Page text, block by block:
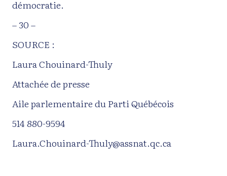
démocratie.
– 30 –
SOURCE :
Laura Chouinard-Thuly
Attachée de presse
Aile parlementaire du Parti Québécois
514 880-9594
Laura.Chouinard-Thuly@assnat.qc.ca